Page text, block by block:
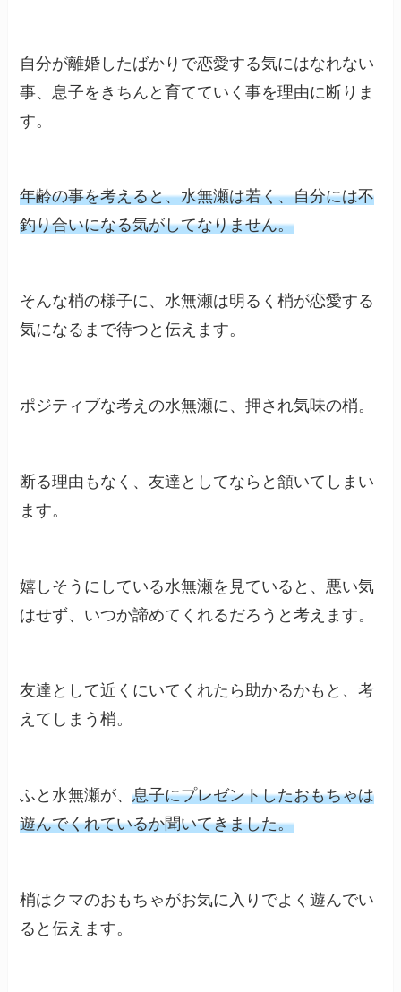
自分が離婚したばかりで恋愛する気にはなれない
事、息子をきちんと育てていく事を理由に断りま
す。
年齢の事を考えると、水無瀬は若く、自分には不
釣り合いになる気がしてなりません。
そんな梢の様子に、水無瀬は明るく梢が恋愛する
気になるまで待つと伝えます。
ポジティブな考えの水無瀬に、押され気味の梢。
断る理由もなく、友達としてならと頷いてしまい
ます。
嬉しそうにしている水無瀬を見ていると、悪い気
はせず、いつか諦めてくれるだろうと考えます。
友達として近くにいてくれたら助かるかもと、考
えてしまう梢。
ふと水無瀬が、息子にプレゼントしたおもちゃは
遊んでくれているか聞いてきました。
梢はクマのおもちゃがお気に入りでよく遊んでい
ると伝えます。